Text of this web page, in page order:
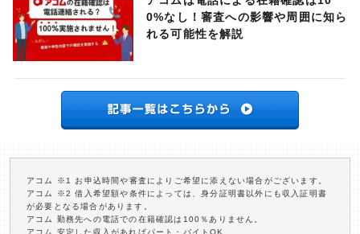
0%なし！審査への影響や周囲に知ら
れる可能性を解説
アコム ※1 お申込時間や審査によりご希望に添えない場合がございます。
アコム ※2 借入希望額や条件によっては、身分証明書以外にも収入証明書
が必要となる場合があります。
アコム 勤務先への電話での在籍確認は100％ありません。
アコム 安定した収入があればパート・バイトOK